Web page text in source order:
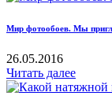
Мир фотообоев. Мы
26.05.2016
Читать далее